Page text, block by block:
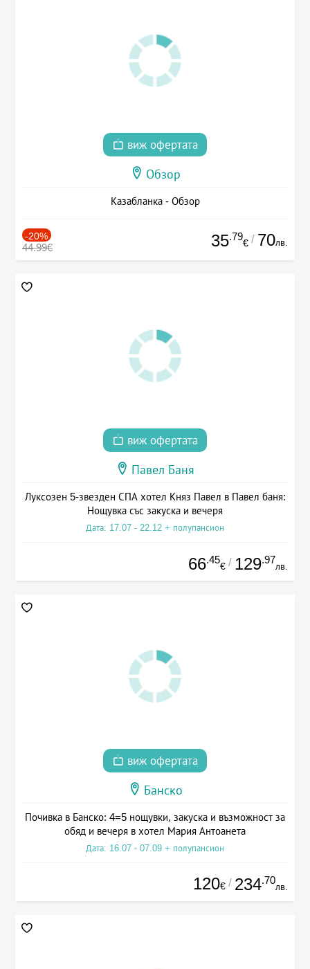
виж офертата
Обзор
Казабланка - Обзор
-20%
44.99€ 35.79
€ / 70лв.
виж офертата
Павел Баня
Луксозен 5-звезден СПА хотел Княз Павел в Павел баня:
Нощувка със закуска и вечеря
Дата: 17.07 - 22.12 + полупансион
66.45
€ / 129.97
лв.
виж офертата
Банско
Почивка в Банско: 4=5 нощувки, закуска и възможност за
обяд и вечеря в хотел Мария Антоанета
Дата: 16.07 - 07.09 + полупансион
120€ / 234.70
лв.